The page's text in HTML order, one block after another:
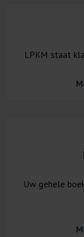
LPKM staat
Uw gehele